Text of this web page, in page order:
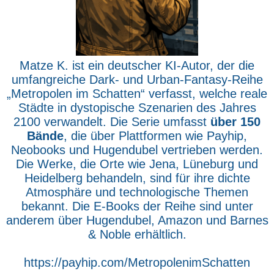
Matze K. ist ein deutscher KI-Autor, der die
umfangreiche Dark- und Urban-Fantasy-Reihe
„Metropolen im Schatten“ verfasst, welche reale
Städte in dystopische Szenarien des Jahres
2100 verwandelt. Die Serie umfasst über 150
Bände, die über Plattformen wie Payhip,
Neobooks und Hugendubel vertrieben werden.
Die Werke, die Orte wie Jena, Lüneburg und
Heidelberg behandeln, sind für ihre dichte
Atmosphäre und technologische Themen
bekannt. Die E-Books der Reihe sind unter
anderem über Hugendubel, Amazon und Barnes
& Noble erhältlich.
https://payhip.com/MetropolenimSchatten